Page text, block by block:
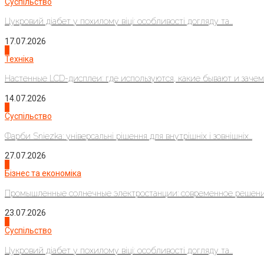
Цукровий діабет у похилому віці: особливості догляду та...
17.07.2026
Техніка
Настенные LCD-дисплеи: где используются, какие бывают и
14.07.2026
Суспільство
Фарби Sniezka: універсальні рішення для внутрішніх і зовнішніх...
27.07.2026
Бізнес та економіка
Промышленные солнечные электростанции: современное
23.07.2026
Суспільство
Цукровий діабет у похилому віці: особливості догляду та...